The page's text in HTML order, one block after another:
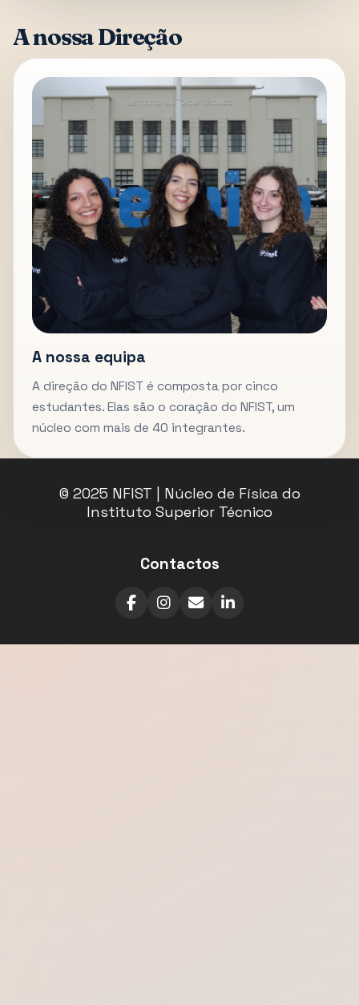
A nossa Direção
A nossa equipa
A direção do NFIST é composta por cinco
estudantes. Elas são o coração do NFIST, um
núcleo com mais de 40 integrantes.
© 2025 NFIST | Núcleo de Física do
Instituto Superior Técnico
Contactos